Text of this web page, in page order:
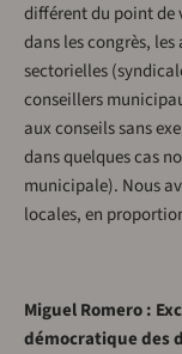
différent du point de
dans les congrès,
sectorielles
conseillers
aux conseils sans
dans quelques cas
municipale). Nous
locales, en
Miguel Romero :
démocratique des